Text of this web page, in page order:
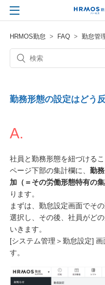
HRMOS勤怠 FAQ 勤怠管
勤務形態の設定はどう
A.
社員と勤務形態を紐づける
ページ下部の集計欄に、 勤
加（＝その労働形態特有の集
ります。
まずは、勤怠設定画面でそ
選択し、その後、社員がど
いきます。
[システム管理＞勤怠設定] 画
す。